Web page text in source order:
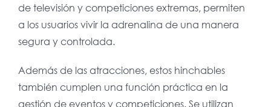
de televisión y competiciones extremas, permiten
a los usuarios vivir la adrenalina de una manera
segura y controlada.
Además de las atracciones, estos hinchables
también cumplen una función práctica en la
gestión de eventos y competiciones. Se utilizan